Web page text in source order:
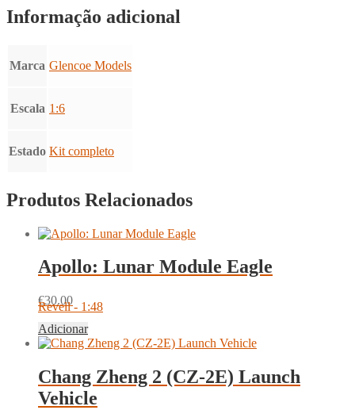
Informação adicional
Marca Glencoe Models
Escala 1:6
Estado Kit completo
Produtos Relacionados
Apollo: Lunar Module Eagle
€30.00
Revell - 1:48
Adicionar
Chang Zheng 2 (CZ-2E) Launch
Vehicle